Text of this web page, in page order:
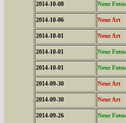
2014-10-08 Neue Fotos
2014-10-06 Neue Art
2014-10-01 Neue Art
2014-10-01 Neue Fotos
2014-10-01 Neue Fotos
2014-09-30 Neue Art
2014-09-30 Neue Art
2014-09-26 Neue Fotos